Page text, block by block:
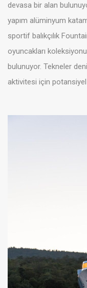
devasa bir alan
yapım alüminyum
sportif balıkçılık
oyuncakları
bulunuyor. Tekneler
aktivitesi için potansiyel